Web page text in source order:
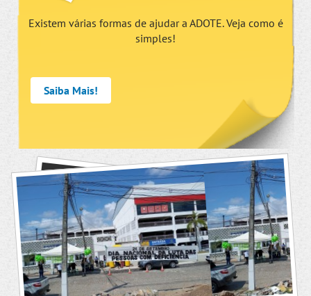
Existem várias formas de ajudar a ADOTE. Veja como é
simples!
Saiba Mais!